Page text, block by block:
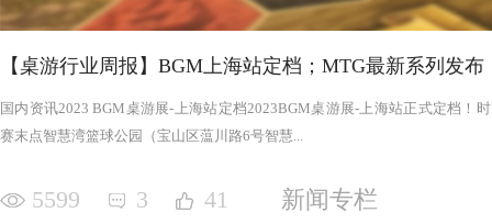
【桌游行业周报】BGM上海站定档；MTG最新系列发布
国内资讯2023 BGM桌游展-上海站定档2023BGM桌游展-上海站正式定档！
赛末点智慧湾篮球公园（宝山区蕰川路6号智慧...
5599 3 41 新闻专栏